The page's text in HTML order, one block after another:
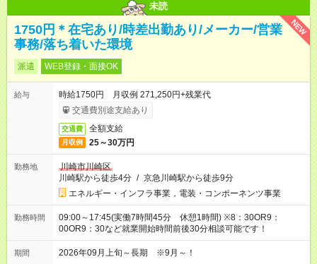
未読
NEW
1750円＊在宅あり/時差出勤あり/メーカー/営業
事務/落ち着いた環境
派遣 WEB登録・面接OK
給与
時給1750円 月収例 271,250円+残業代
交通費別途支給あり
交通費 全額支給
月収例 25～30万円
勤務地
川崎市川崎区
川崎駅から徒歩4分 / 京急川崎駅から徒歩9分
エネルギー・インフラ事業，電装・コンポーネンツ事業
勤務時間
09:00～17:45(実働7時間45分 休憩1時間) ※8：30OR9：
00OR9：30など就業開始時間前後30分相談可能です！
期間 2026年09月上旬～長期 ※9月～！